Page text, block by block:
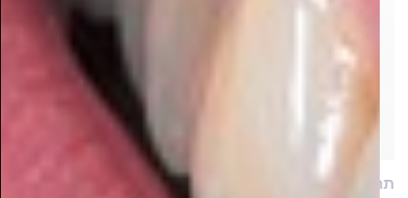
תחקיר ראשוני: כמה חרדים מרוויחים ביחס לממוצע